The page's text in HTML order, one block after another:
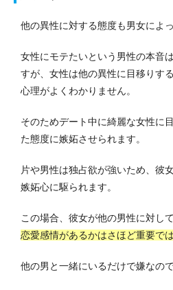
他の異性に対する態度も男女によ
女性にモテたいという男性の本音
すが、女性は他の異性に目移りす
心理がよくわかりません。
そのためデート中に綺麗な女性に
た態度に嫉妬させられます。
片や男性は独占欲が強いため、彼
嫉妬心に駆られます。
この場合、彼女が他の男性に対し
恋愛感情があるかはさほど重要で
他の男と一緒にいるだけで嫌なので